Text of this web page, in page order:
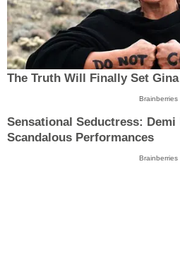
The Truth Will Finally Set
Brainberries
Sensational Seductress: Demi
Scandalous Performances
Brainberries